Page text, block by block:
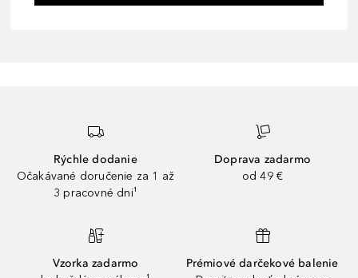
Rýchle dodanie
Očakávané doručenie za 1 až
3 pracovné dni¹
Doprava zadarmo
od 49 €
Vzorka zadarmo
Prémiové darčekové balenie